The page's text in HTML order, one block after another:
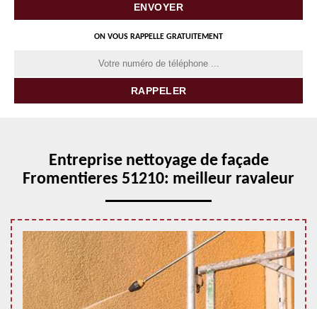
ON VOUS RAPPELLE GRATUITEMENT
Entreprise nettoyage de façade
Fromentieres 51210: meilleur ravaleur